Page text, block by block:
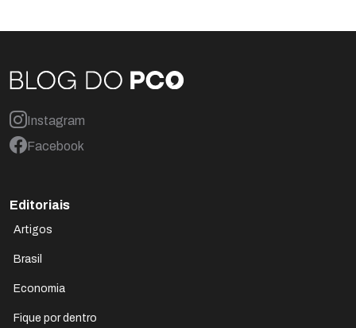
Instagram
Facebook
Editoriais
Artigos
Brasil
Economia
Fique por dentro